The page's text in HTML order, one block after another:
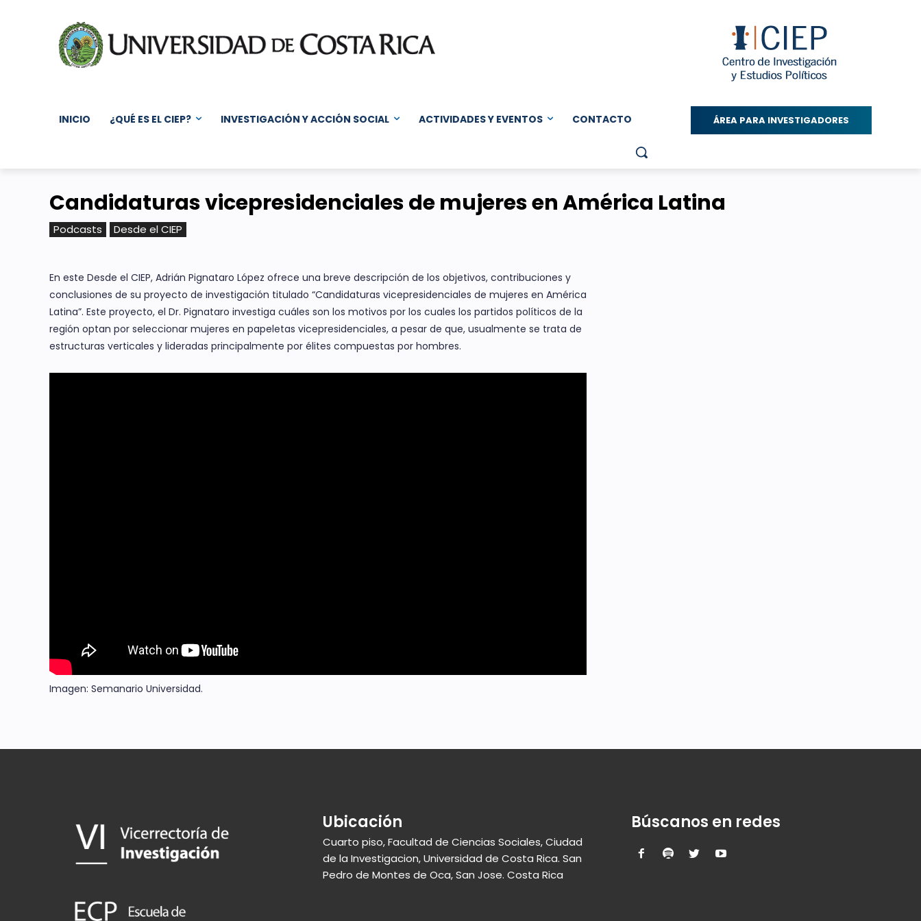
INICIO ¿QUÉ ES EL CIEP? INVESTIGACIÓN Y ACCIÓN SOCIAL ACTIVIDADES Y EVENTOS CONTACTO ÁREA PARA INVESTIGADORES
Candidaturas vicepresidenciales de mujeres en América Latina
Podcasts Desde el CIEP
En este Desde el CIEP, Adrián Pignataro López ofrece una breve descripción de los objetivos, contribuciones y
conclusiones de su proyecto de investigación titulado “Candidaturas vicepresidenciales de mujeres en América
Latina”. Este proyecto, el Dr. Pignataro investiga cuáles son los motivos por los cuales los partidos políticos de la
región optan por seleccionar mujeres en papeletas vicepresidenciales, a pesar de que, usualmente se trata de
estructuras verticales y lideradas principalmente por élites compuestas por hombres.
Imagen: Semanario Universidad.
Ubicación
Cuarto piso, Facultad de Ciencias Sociales, Ciudad
de la Investigacion, Universidad de Costa Rica. San
Pedro de Montes de Oca, San Jose. Costa Rica
Búscanos en redes